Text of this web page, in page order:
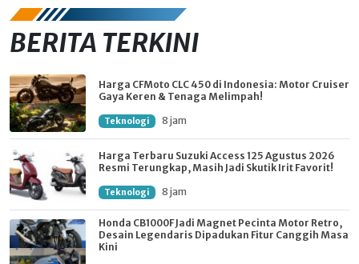
BERITA TERKINI
Harga CFMoto CLC 450 di Indonesia: Motor Cruiser
Gaya Keren & Tenaga Melimpah!
Teknologi 8 jam
Harga Terbaru Suzuki Access 125 Agustus 2026
Resmi Terungkap, Masih Jadi Skutik Irit Favorit!
Teknologi 8 jam
Honda CB1000F Jadi Magnet Pecinta Motor Retro,
Desain Legendaris Dipadukan Fitur Canggih Masa
Kini